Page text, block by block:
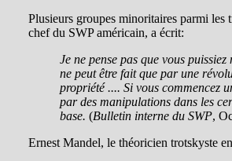
Plusieurs groupes minoritaires parmi les
chef du SWP américain, a écrit:
Je ne pense pas que vous
ne peut être fait que par une
propriété .... Si vous commencez
par des manipulations dans les
base. (Bulletin interne du SWP,
Ernest Mandel, le théoricien trotskyste